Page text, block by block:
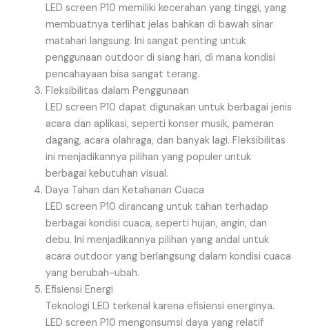
LED screen P10 memiliki kecerahan yang tinggi, yang
membuatnya terlihat jelas bahkan di bawah sinar
matahari langsung. Ini sangat penting untuk
penggunaan outdoor di siang hari, di mana kondisi
pencahayaan bisa sangat terang.
Fleksibilitas dalam Penggunaan
LED screen P10 dapat digunakan untuk berbagai jenis
acara dan aplikasi, seperti konser musik, pameran
dagang, acara olahraga, dan banyak lagi. Fleksibilitas
ini menjadikannya pilihan yang populer untuk
berbagai kebutuhan visual.
Daya Tahan dan Ketahanan Cuaca
LED screen P10 dirancang untuk tahan terhadap
berbagai kondisi cuaca, seperti hujan, angin, dan
debu. Ini menjadikannya pilihan yang andal untuk
acara outdoor yang berlangsung dalam kondisi cuaca
yang berubah-ubah.
Efisiensi Energi
Teknologi LED terkenal karena efisiensi energinya.
LED screen P10 mengonsumsi daya yang relatif